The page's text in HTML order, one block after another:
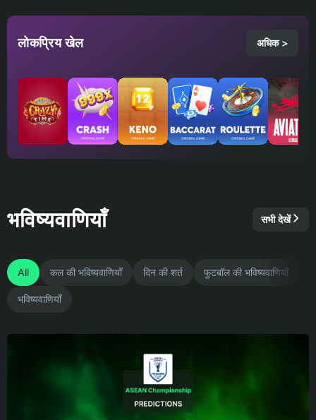
लोकप्रिय खेल अधिक >
भविष्यवाणियाँ सभी देखें
All कल की भविष्यवाणियाँ दिन की शर्त फुटबॉल की भविष्यवाणियाँ
भविष्यवाणियाँ